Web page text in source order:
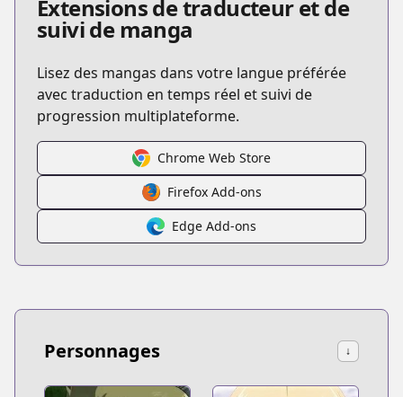
Extensions de traducteur et de
suivi de manga
Lisez des mangas dans votre langue préférée
avec traduction en temps réel et suivi de
progression multiplateforme.
Chrome Web Store
Firefox Add-ons
Edge Add-ons
Personnages ↓